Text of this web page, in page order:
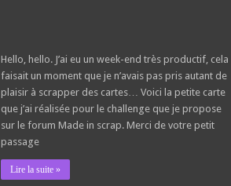
Hello, hello. J’ai eu un week-end très productif, cela
faisait un moment que je n’avais pas pris autant de
plaisir à scrapper des cartes… Voici la petite carte
que j’ai réalisée pour le challenge que je propose
sur le forum Made in scrap. Merci de votre petit
passage
Lire la suite »